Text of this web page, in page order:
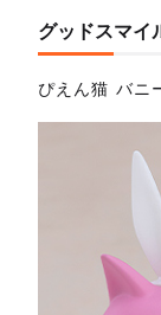
グッドスマイ
ぴえん猫 バニ